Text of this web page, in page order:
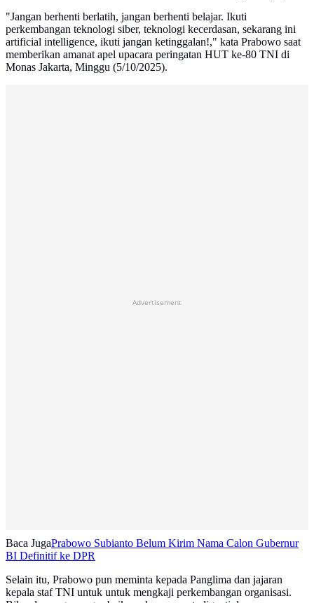
"Jangan berhenti berlatih, jangan berhenti belajar. Ikuti
perkembangan teknologi siber, teknologi kecerdasan, sekarang ini
artificial intelligence, ikuti jangan ketinggalan!," kata Prabowo saat
memberikan amanat apel upacara peringatan HUT ke-80 TNI di
Monas Jakarta, Minggu (5/10/2025).
Advertisement
Baca JugaPrabowo Subianto Belum Kirim Nama Calon Gubernur
BI Definitif ke DPR
Selain itu, Prabowo pun meminta kepada Panglima dan jajaran
kepala staf TNI untuk untuk mengkaji perkembangan organisasi.